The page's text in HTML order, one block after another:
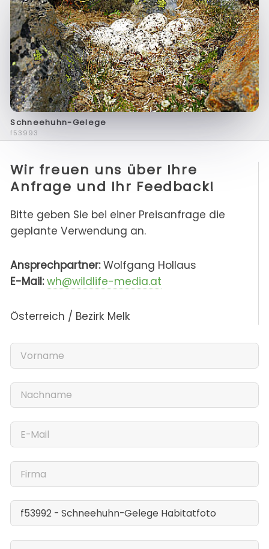
Schneehuhn-Gelege
f53993
Wir freuen uns über Ihre
Anfrage und Ihr Feedback!
Bitte geben Sie bei einer Preisanfrage die
geplante Verwendung an.
Ansprechpartner:Wolfgang Hollaus
E-Mail: wh@wildlife-media.at
Österreich / Bezirk Melk